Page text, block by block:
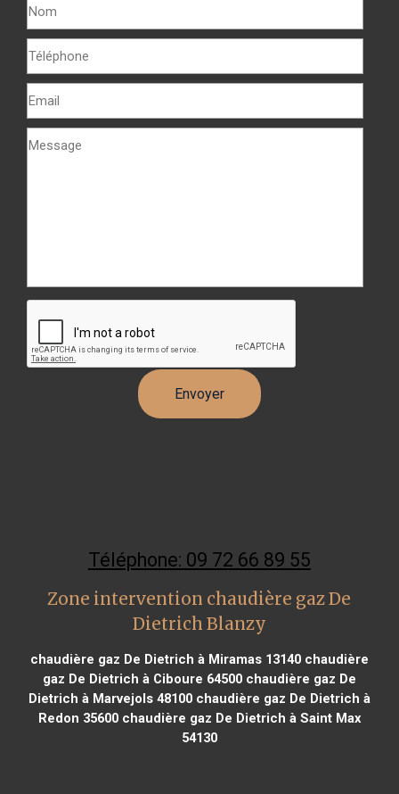
Téléphone: 09 72 66 89 55
Zone intervention chaudière gaz De
Dietrich Blanzy
chaudière gaz De Dietrich à Miramas 13140chaudière
gaz De Dietrich à Ciboure 64500chaudière gaz De
Dietrich à Marvejols 48100chaudière gaz De Dietrich à
Redon 35600chaudière gaz De Dietrich à Saint Max
54130